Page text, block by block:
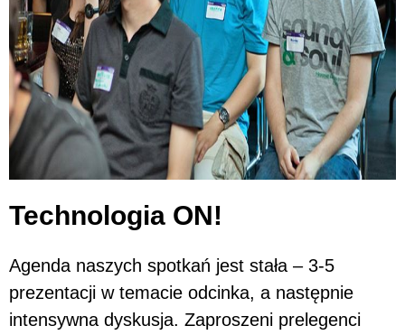
Technologia ON!
Agenda naszych spotkań jest stała – 3-5
prezentacji w temacie odcinka, a następnie
intensywna dyskusja. Zaproszeni prelegenci